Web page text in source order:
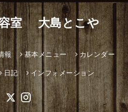
容室 大島とこや
報 基本メニュー カレンダー
日記 インフォメーション